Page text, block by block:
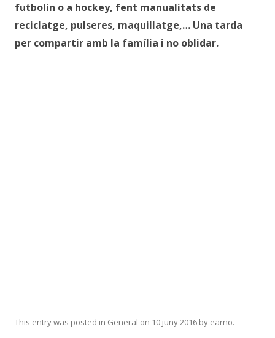
futbolin o a hockey, fent manualitats de
reciclatge, pulseres, maquillatge,… Una tarda
per compartir amb la família i no oblidar.
This entry was posted in General on 10 juny 2016 by earno.